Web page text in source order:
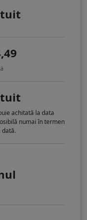
achitată la data
numai în termen
dată.